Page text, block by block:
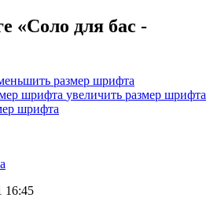
«Соло для бас -
размер шрифта
увеличить размер шрифта
16:45